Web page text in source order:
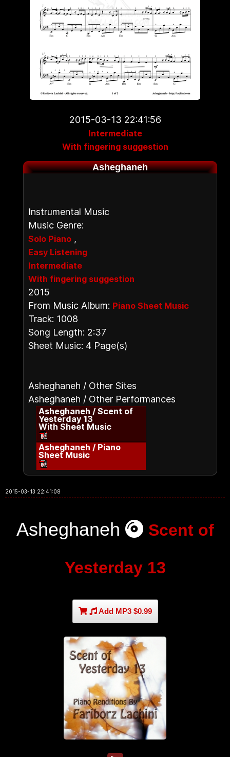
2015-03-13 22:41:56
Intermediate
With fingering suggestion
Asheghaneh
Instrumental Music
Music Genre:
Solo Piano ,
Easy Listening
Intermediate
With fingering suggestion
2015
From Music Album: Piano Sheet Music
Track: 1008
Song Length: 2:37
Sheet Music: 4 Page(s)
Asheghaneh / Other Sites
Asheghaneh / Other Performances
Asheghaneh / Scent of
Yesterday 13
With Sheet Music
Asheghaneh / Piano
Sheet Music
2015-03-13 22:41:08
Asheghaneh Scent of
Yesterday 13
Add MP3 $0.99